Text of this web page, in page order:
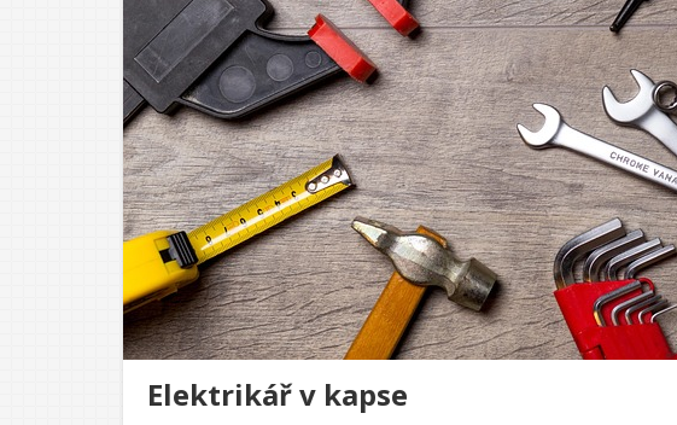
Elektrikář v kapse